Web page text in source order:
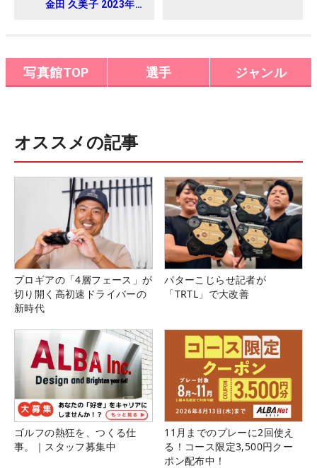
金田 久美子 2023年
Round-1
写真館TOP 選手 ジャンル
オススメの記事
プロギアの「4層フェース」が
切り開く高初速ドライバーの
新時代
パターこじらせ記者が
「TRTL」で大改善
ゴルフの熱狂を、つくる仕
事。｜スタッフ募集中
11月までのプレーに2回使え
る！コース限定3,500円クー
ポン配布中！